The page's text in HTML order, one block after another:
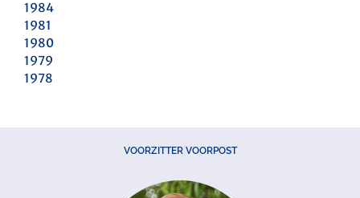
1984
1981
1980
1979
1978
VOORZITTER VOORPOST